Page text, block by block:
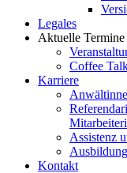
Legales
Aktuelle Termine
Coffee
Karriere
Assistenz
Ausbildung
Kontakt